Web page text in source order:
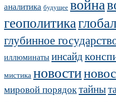
аналитика будущее война
геополитика
глубинное
иллюминатыинсайд
мистика новости
мировой порядоктайны